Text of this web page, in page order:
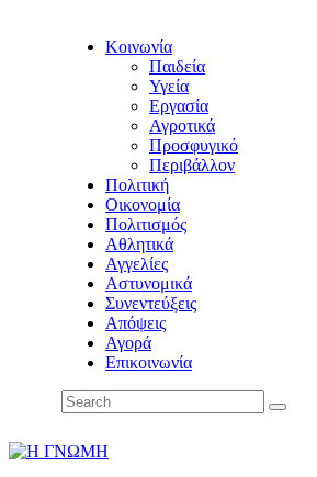
Κοινωνία
Παιδεία
Υγεία
Εργασία
Αγροτικά
Προσφυγικό
Περιβάλλον
Πολιτική
Οικονομία
Πολιτισμός
Αθλητικά
Αγγελίες
Αστυνομικά
Συνεντεύξεις
Απόψεις
Αγορά
Επικοινωνία